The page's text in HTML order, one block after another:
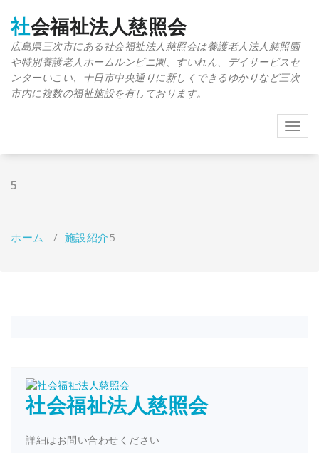
社会福祉法人慈照会
広島県三次市にある社会福祉法人慈照会は養護老人法人慈照園
や特別養護老人ホームルンビニ園、すいれん、デイサービスセ
ンターいこい、十日市中央通りに新しくできるゆかりなど三次
市内に複数の福祉施設を有しております。
5
ホーム / 施設紹介5
社会福祉法人慈照会
詳細はお問い合わせください